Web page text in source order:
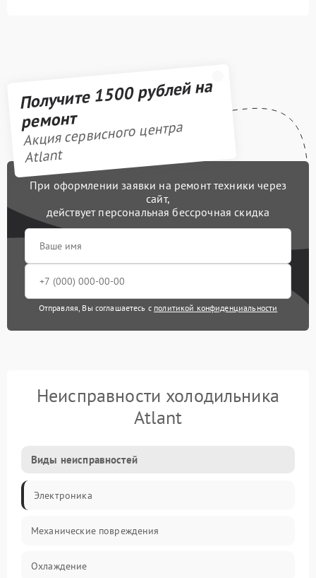
Получите 1500 рублей на
ремонт
Акция сервисного центра
Atlant
При оформлении заявки на ремонт техники через
сайт,
действует персональная бессрочная скидка
Отправляя, Вы соглашаетесь с политикой конфиденциальности
Неисправности холодильника
Atlant
Виды неисправностей
Электроника
Механические повреждения
Охлаждение